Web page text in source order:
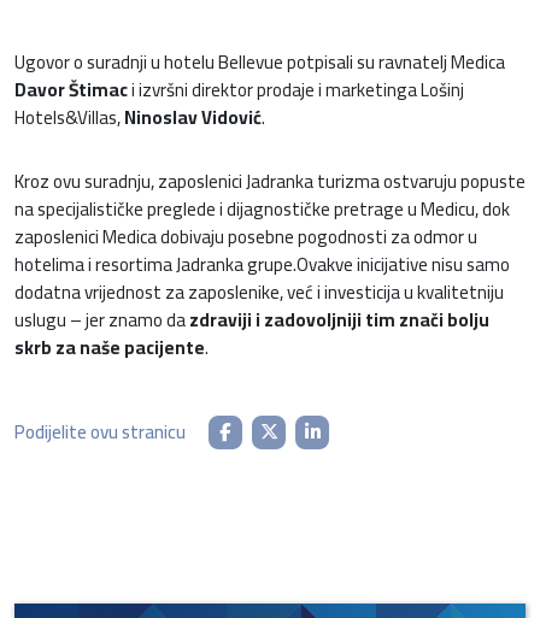
Ugovor o suradnji u hotelu Bellevue potpisali su ravnatelj Medica
Davor Štimaci izvršni direktor prodaje i marketinga Lošinj
Hotels&Villas,Ninoslav Vidović.
Kroz ovu suradnju, zaposlenici Jadranka turizma ostvaruju popuste
na specijalističke preglede i dijagnostičke pretrage u Medicu, dok
zaposlenici Medica dobivaju posebne pogodnosti za odmor u
hotelima i resortima Jadranka grupe.Ovakve inicijative nisu samo
dodatna vrijednost za zaposlenike, već i investicija u kvalitetniju
uslugu – jer znamo dazdraviji i zadovoljniji tim znači bolju
skrb za naše pacijente.
Podijelite ovu stranicu